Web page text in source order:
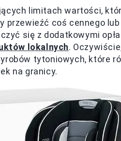
limitach wartości,
przewieźć coś cennego
się z dodatkowymi
lokalnych.
tytoniowych, które
na granicy.